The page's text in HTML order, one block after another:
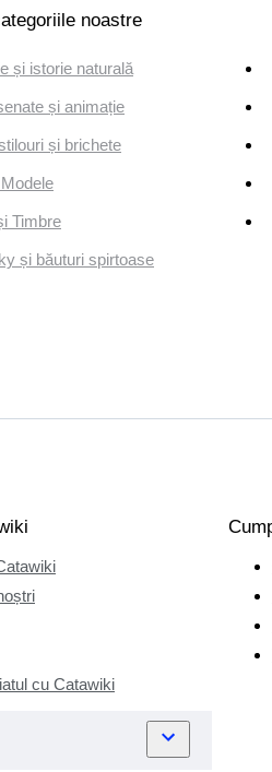
noastre
și istorie naturală
și animație
și brichete
Timbre
și băuturi spirtoase
cu Catawiki